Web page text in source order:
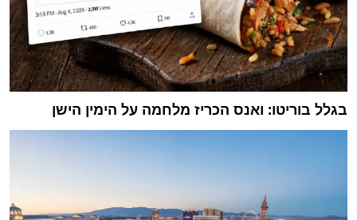
בגלל בוריטו: ואנס הכריז מלחמה על הימין הישן